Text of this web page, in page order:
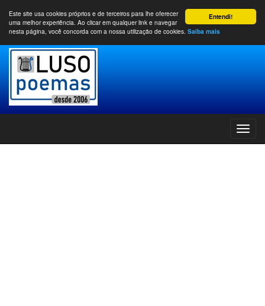
Entendi!
Este site usa cookies próprios e de terceiros para lhe oferecer
uma melhor experiência. Ao clicar em qualquer link e navegar
nesta página, você concorda com a nossa utilização de cookies. Saiba mais